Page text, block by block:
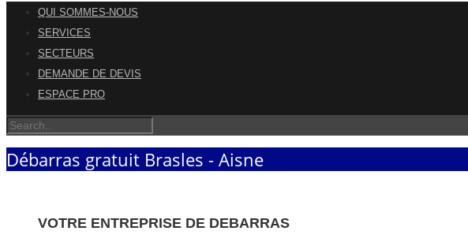
QUI SOMMES-NOUS
SERVICES
SECTEURS
DEMANDE DE DEVIS
ESPACE PRO
Débarras gratuit Brasles - Aisne
VOTRE ENTREPRISE DE DEBARRAS